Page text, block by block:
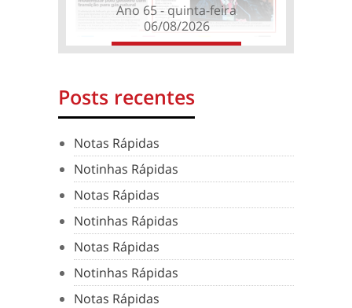
Ano 65 - quinta-feira
06/08/2026
Posts recentes
Notas Rápidas
Notinhas Rápidas
Notas Rápidas
Notinhas Rápidas
Notas Rápidas
Notinhas Rápidas
Notas Rápidas